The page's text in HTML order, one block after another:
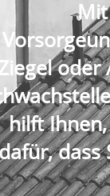
oder
hilft
dass